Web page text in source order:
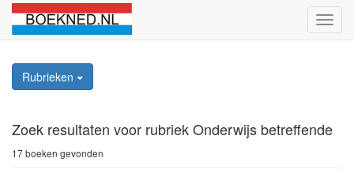
Rubrieken
Zoek resultaten voor rubriek Onderwijs betreffende
17 boeken gevonden